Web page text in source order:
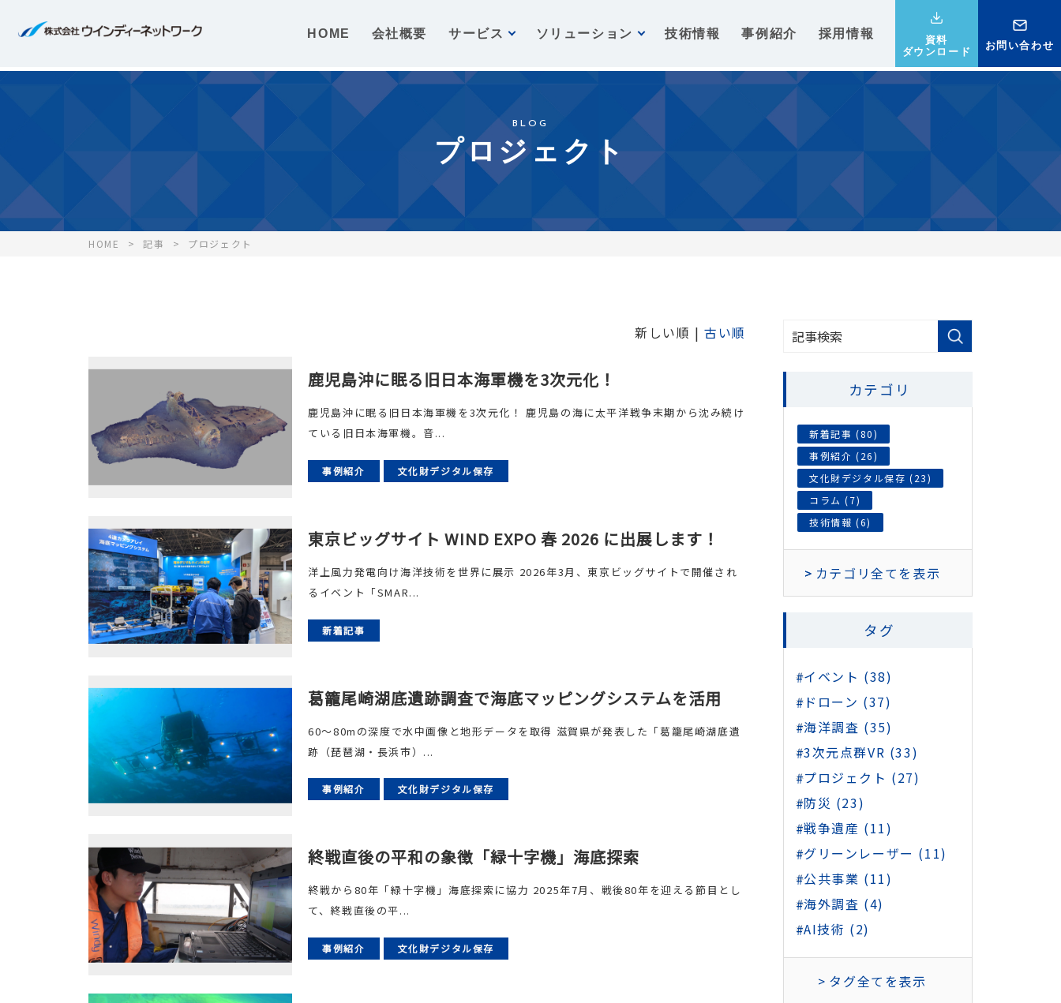
HOME 会社概要 サービス ソリューション 技術情報 事例紹介 採用情報
資料
ダウンロード
お問い合わせ
BLOG
プロジェクト
HOME 記事 プロジェクト
新しい順 |古い順
鹿児島沖に眠る旧日本海軍機を3次元化！
鹿児島沖に眠る旧日本海軍機を3次元化！ 鹿児島の海に太平洋戦争末期から沈み続け
ている旧日本海軍機。音...
事例紹介 文化財デジタル保存
東京ビッグサイト WIND EXPO 春 2026 に出展します！
洋上風力発電向け海洋技術を世界に展示 2026年3月、東京ビッグサイトで開催され
るイベント「SMAR...
新着記事
葛籠尾崎湖底遺跡調査で海底マッピングシステムを活用
60〜80mの深度で水中画像と地形データを取得 滋賀県が発表した「葛籠尾崎湖底遺
跡（琵琶湖・長浜市）...
事例紹介 文化財デジタル保存
終戦直後の平和の象徴「緑十字機」海底探索
終戦から80年「緑十字機」海底探索に協力 2025年7月、戦後80年を迎える節目とし
て、終戦直後の平...
事例紹介 文化財デジタル保存
カテゴリ
新着記事 (80)
事例紹介 (26)
文化財デジタル保存 (23)
コラム (7)
技術情報 (6)
カテゴリ全てを表示
タグ
イベント (38)
ドローン (37)
海洋調査 (35)
3次元点群VR (33)
プロジェクト (27)
防災 (23)
戦争遺産 (11)
グリーンレーザー (11)
公共事業 (11)
海外調査 (4)
AI技術 (2)
タグ全てを表示